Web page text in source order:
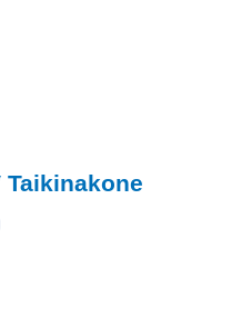
Taikinakone